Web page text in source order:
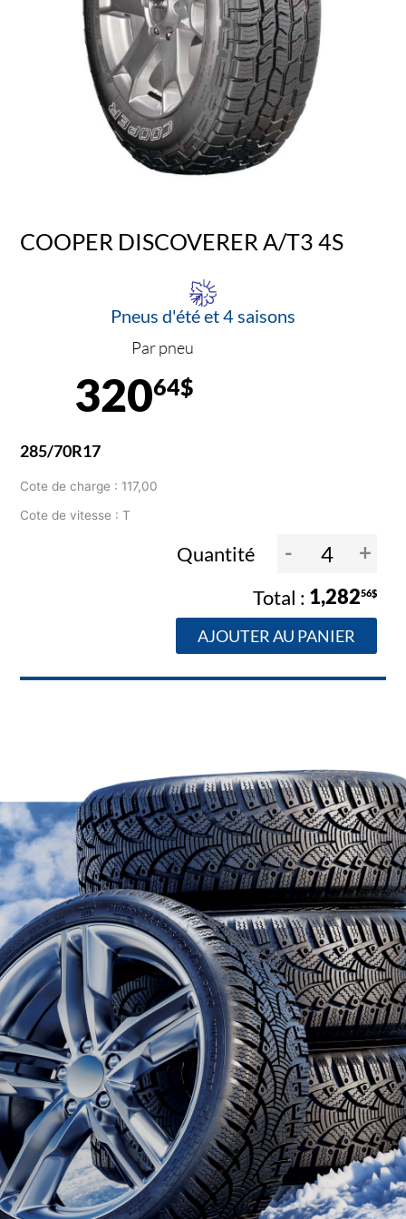
COOPER DISCOVERER A/T3 4S
Pneus d'été et 4 saisons
Par pneu
32064$
285/70R17
Cote de charge : 117,00
Cote de vitesse : T
Quantité - +
1,28256$
AJOUTER AU PANIER